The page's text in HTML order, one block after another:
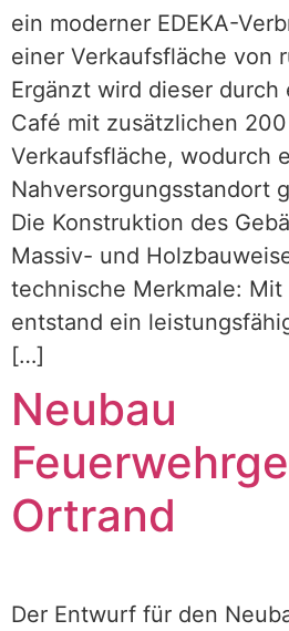
ein moderner EDEKA-
einer Verkaufsfläche von
Ergänzt wird dieser durch
Café mit zusätzlichen 200
Verkaufsfläche, wodurch
Nahversorgungsstandort
Die Konstruktion des
Massiv- und
technische Merkmale: Mit
entstand ein
[…]
Neubau
Ortrand
Der Entwurf für den